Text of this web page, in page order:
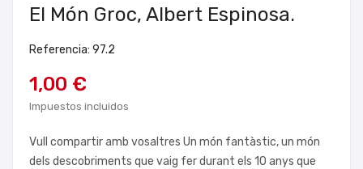
El Món Groc, Albert Espinosa.
Referencia: 97.2
1,00 €
Impuestos incluidos
Vull compartir amb vosaltres Un món fantàstic, un món
dels descobriments que vaig fer durant els 10 anys que